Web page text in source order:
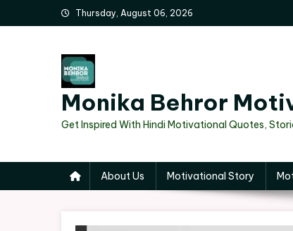
to
Thursday, August 06, 2026
Monika Behror
Get Inspired With Hindi Motivational Quotes,
About Us Motivational Story